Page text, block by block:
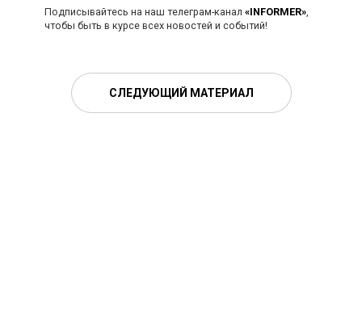
Подписывайтесь на наш телеграм-канал «INFORMER»,
чтобы быть в курсе всех новостей и событий!
СЛЕДУЮЩИЙ МАТЕРИАЛ